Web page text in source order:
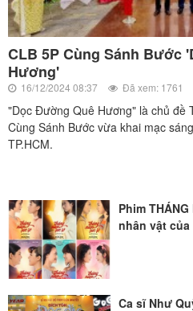
CLB 5P Cùng Sánh Bước
Hương'
16/12/2024 08:37 Đã xem: 1761
"Dọc Đường Quê Hương" là chủ đề
Cùng Sánh Bước vừa khai mạc
TP.HCM.
Phim
nhân vật
Ca sĩ Như